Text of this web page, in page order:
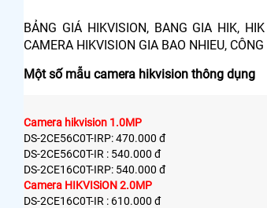
BẢNG GIÁ HIKVISION, BANG GIA HIK,
CAMERA HIKVISION GIA BAO NHIEU,
Một số mẫu camera hikvision thông dụng
Camera hikvision 1.0MP
DS-2CE56C0T-IRP: 470.000 đ
DS-2CE56C0T-IR : 540.000 đ
DS-2CE16C0T-IRP: 540.000 đ
Camera HIKVISiON 2.0MP
DS-2CE16C0T-IR : 610.000 đ